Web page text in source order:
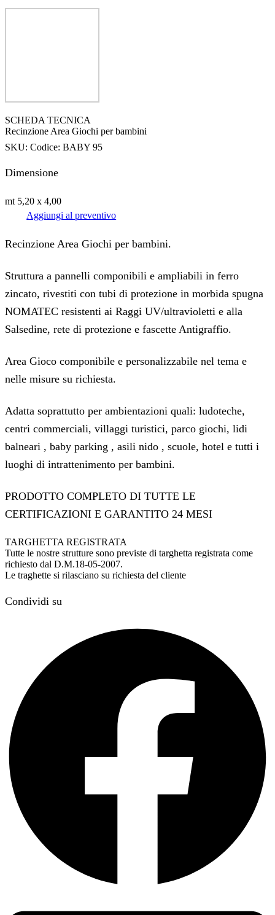
SCHEDA TECNICA
Recinzione Area Giochi per bambini
SKU: Codice: BABY 95
Dimensione
mt 5,20 x 4,00
Aggiungi al preventivo
Recinzione Area Giochi per bambini.
Struttura a pannelli componibili e ampliabili in ferro
zincato, rivestiti con tubi di protezione in morbida spugna
NOMATEC resistenti ai Raggi UV/ultravioletti e alla
Salsedine, rete di protezione e fascette Antigraffio.
Area Gioco componibile e personalizzabile nel tema e
nelle misure su richiesta.
Adatta soprattutto per ambientazioni quali: ludoteche,
centri commerciali, villaggi turistici, parco giochi, lidi
balneari , baby parking , asili nido , scuole, hotel e tutti i
luoghi di intrattenimento per bambini.
PRODOTTO COMPLETO DI TUTTE LE
CERTIFICAZIONI E GARANTITO 24 MESI
TARGHETTA REGISTRATA
Tutte le nostre strutture sono previste di targhetta registrata come
richiesto dal D.M.18-05-2007.
Le traghette si rilasciano su richiesta del cliente
Condividi su